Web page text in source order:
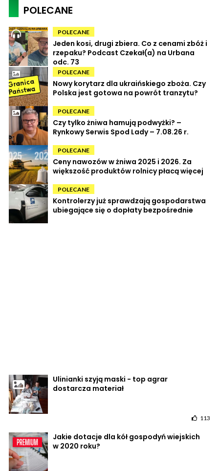
POLECANE
POLECANE
Jeden kosi, drugi zbiera. Co z cenami zbóż i
rzepaku? Podcast Czekał(a) na Urbana
odc. 73
POLECANE
Nowy korytarz dla ukraińskiego zboża. Czy
Polska jest gotowa na powrót tranzytu?
POLECANE
Czy tylko żniwa hamują podwyżki? –
Rynkowy Serwis Spod Lady – 7.08.26 r.
POLECANE
Ceny nawozów w żniwa 2025 i 2026. Za
większość produktów rolnicy płacą więcej
POLECANE
Kontrolerzy już sprawdzają gospodarstwa
ubiegające się o dopłaty bezpośrednie
Ulinianki szyją maski - top agrar
dostarcza materiał
113
Jakie dotacje dla kół gospodyń wiejskich
w 2020 roku?